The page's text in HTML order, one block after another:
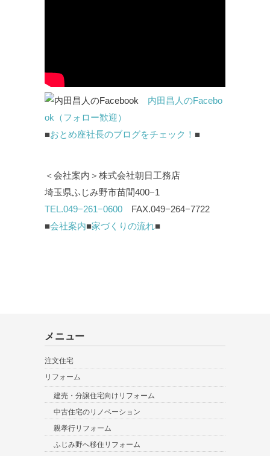
内田昌人のFacebo
ok（フォロー歓迎）
■おとめ座社長のブログをチェック！ ■
＜会社案内＞株式会社朝日工務店
埼玉県ふじみ野市苗間400−1
TEL.049−261−0600 FAX.049−264−7722
■会社案内■家づくりの流れ■
メニュー
注文住宅
リフォーム
建売・分譲住宅向けリフォーム
中古住宅のリノベーション
親孝行リフォーム
ふじみ野へ移住リフォーム